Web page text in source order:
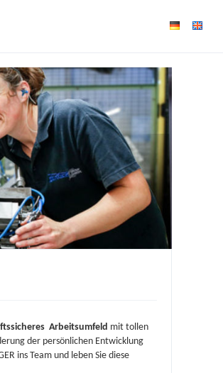
Arbeitsumfeld mit tollen
der persönlichen Entwicklung
ins Team und leben Sie diese